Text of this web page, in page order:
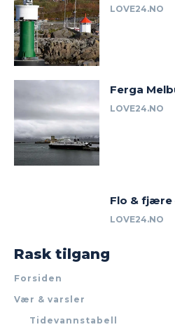
LOVE24.NO
Ferga
LOVE24.NO
Flo & fjære
LOVE24.NO
Rask tilgang
Forsiden
Vær & varsler
Tidevannstabell